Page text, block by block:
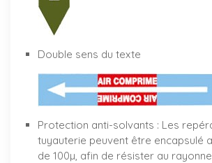
Double sens du texte
Protection anti-solvants : Les
tuyauterie peuvent être encapsulé
de 100µ, afin de résister au